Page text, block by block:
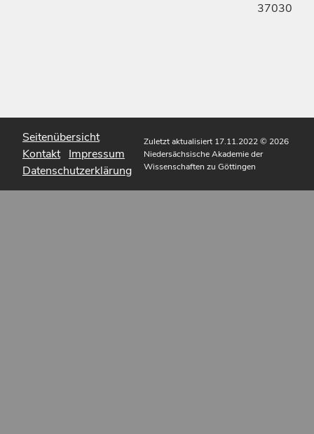
37030
Seitenübersicht
Kontakt Impressum
Datenschutzerklärung
Zuletzt aktualisiert 17.11.2022© 2026
Niedersächsische Akademie der
Wissenschaften zu Göttingen